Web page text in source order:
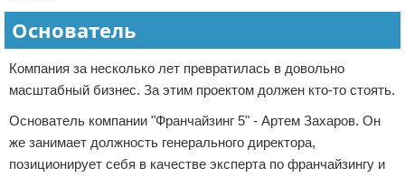
Основатель
Компания за несколько лет превратилась в довольно
масштабный бизнес. За этим проектом должен кто-то стоять.
Основатель компании "Франчайзинг 5" - Артем Захаров. Он
же занимает должность генерального директора,
позиционирует себя в качестве эксперта по франчайзингу и